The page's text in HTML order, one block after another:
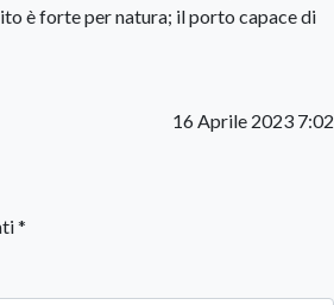
è forte per natura; il porto capace di
16 Aprile 2023 7:02
*